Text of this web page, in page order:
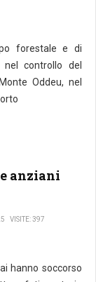
forestale e di
controllo del
Oddeu, nel
anziani
VISITE: 397
hanno soccorso